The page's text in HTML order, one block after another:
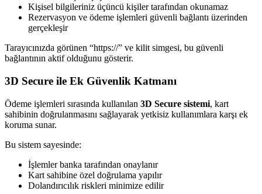
Kişisel bilgileriniz üçüncü kişiler tarafından okunamaz
Rezervasyon ve ödeme işlemleri güvenli bağlantı üzerinden
gerçekleşir
Tarayıcınızda görünen “https://” ve kilit simgesi, bu güvenli
bağlantının aktif olduğunu gösterir.
3D Secure ile Ek Güvenlik Katmanı
Ödeme işlemleri sırasında kullanılan 3D Secure sistemi, kart
sahibinin doğrulanmasını sağlayarak yetkisiz kullanımlara karşı ek
koruma sunar.
Bu sistem sayesinde:
İşlemler banka tarafından onaylanır
Kart sahibine özel doğrulama yapılır
Dolandırıcılık riskleri minimize edilir